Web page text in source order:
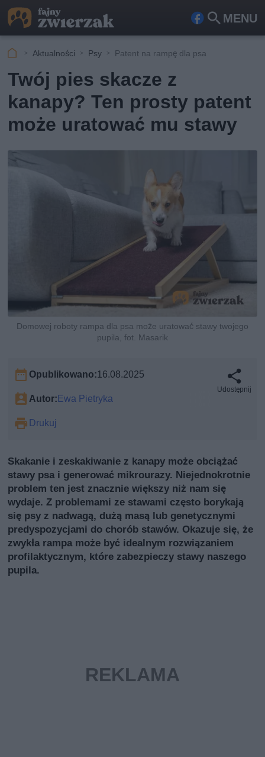
MENU
Fa
ook
Szu
Aktualności Psy Patent na rampę dla psa
Twój pies skacze z
kanapy? Ten prosty patent
może uratować mu stawy
Domowej roboty rampa dla psa może uratować stawy twojego
pupila, fot. Masarik
Opublikowano:16.08.2025
Autor:Ewa Pietryka
Drukuj
Udostępnij
Skakanie i zeskakiwanie z kanapy może obciążać
stawy psa i generować mikrourazy. Niejednokrotnie
problem ten jest znacznie większy niż nam się
wydaje. Z problemami ze stawami często borykają
się psy z nadwagą, dużą masą lub genetycznymi
predyspozycjami do chorób stawów. Okazuje się, że
zwykła rampa może być idealnym rozwiązaniem
profilaktycznym, które zabezpieczy stawy naszego
pupila.